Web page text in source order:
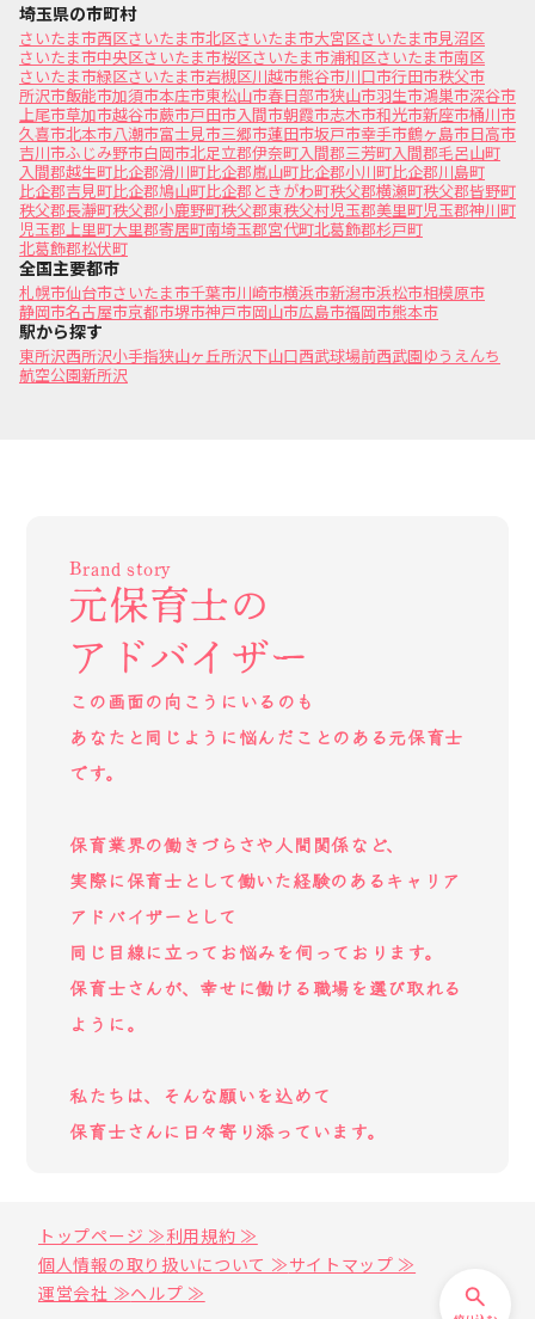
埼玉県の市町村
さいたま市西区さいたま市北区さいたま市大宮区さいたま市見沼区
さいたま市中央区さいたま市桜区さいたま市浦和区さいたま市南区
さいたま市緑区さいたま市岩槻区川越市熊谷市川口市行田市秩父市
所沢市飯能市加須市本庄市東松山市春日部市狭山市羽生市鴻巣市深谷市
上尾市草加市越谷市蕨市戸田市入間市朝霞市志木市和光市新座市桶川市
久喜市北本市八潮市富士見市三郷市蓮田市坂戸市幸手市鶴ヶ島市日高市
吉川市ふじみ野市白岡市北足立郡伊奈町入間郡三芳町入間郡毛呂山町
入間郡越生町比企郡滑川町比企郡嵐山町比企郡小川町比企郡川島町
比企郡吉見町比企郡鳩山町比企郡ときがわ町秩父郡横瀬町秩父郡皆野町
秩父郡長瀞町秩父郡小鹿野町秩父郡東秩父村児玉郡美里町児玉郡神川町
児玉郡上里町大里郡寄居町南埼玉郡宮代町北葛飾郡杉戸町
北葛飾郡松伏町
全国主要都市
札幌市仙台市さいたま市千葉市川崎市横浜市新潟市浜松市相模原市
静岡市名古屋市京都市堺市神戸市岡山市広島市福岡市熊本市
駅から探す
東所沢西所沢小手指狭山ヶ丘所沢下山口西武球場前西武園ゆうえんち
航空公園新所沢
Brand story
元保育士の
アドバイザー
この画面の向こうにいるのも
あなたと同じように悩んだことのある元保育士
です。
保育業界の働きづらさや人間関係など、
実際に保育士として働いた経験のあるキャリア
アドバイザーとして
同じ目線に立ってお悩みを伺っております。
保育士さんが、幸せに働ける職場を選び取れる
ように。
私たちは、そんな願いを込めて
保育士さんに日々寄り添っています。
トップページ ≫利用規約 ≫
個人情報の取り扱いについて ≫サイトマップ ≫
運営会社 ≫ヘルプ ≫